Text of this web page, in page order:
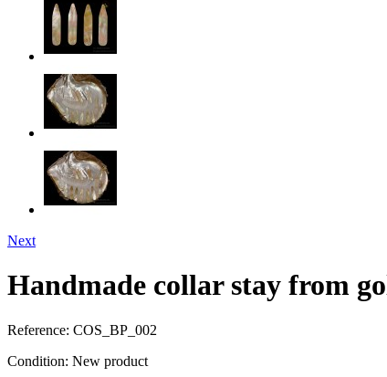
Next
Handmade collar stay from
Reference: COS_BP_002
Condition: New product